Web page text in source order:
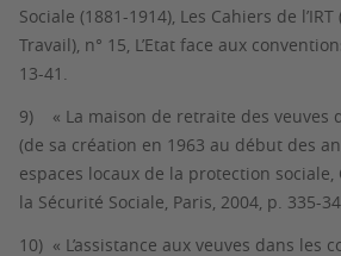
Sociale (1881-1914), Les Cahiers de l’IRT
Travail), n° 15, L’Etat face aux
13-41.
9) « La maison de retraite des veuves
(de sa création en 1963 au début des
espaces locaux de la protection sociale,
la Sécurité Sociale, Paris, 2004, p. 335-
10) « L’assistance aux veuves dans les